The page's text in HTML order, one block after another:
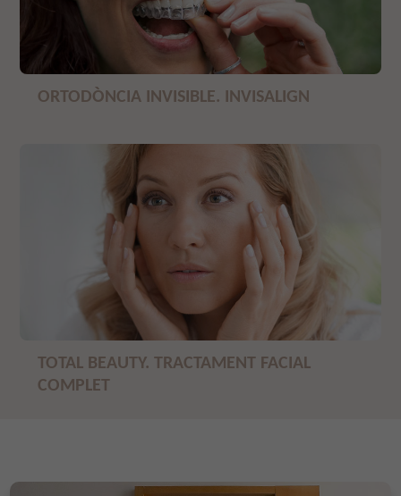
ORTODÒNCIA INVISIBLE. INVISALIGN
TOTAL BEAUTY. TRACTAMENT FACIAL
COMPLET